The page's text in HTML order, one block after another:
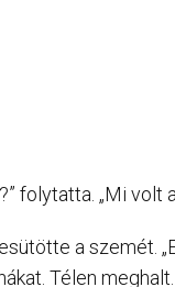
folytatta. „Mi volt
a szemét.
Télen